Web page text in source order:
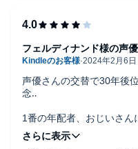
声優さんの交替で30年後
念‥
1番の年配者、おじいさん
書籍は読破しており、今
おじさんのセリフになる
フェルディナンド様の声